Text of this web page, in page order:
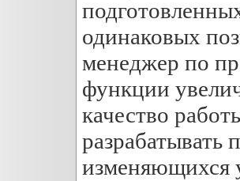
одинаковых
менеджер по
функции
качество
разрабатывать
изменяющихся